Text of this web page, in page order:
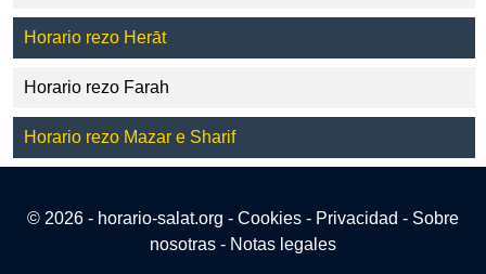
Horario rezo Herāt
Horario rezo Farah
Horario rezo Mazar e Sharif
© 2026 - horario-salat.org - Cookies - Privacidad - Sobre
nosotras - Notas legales